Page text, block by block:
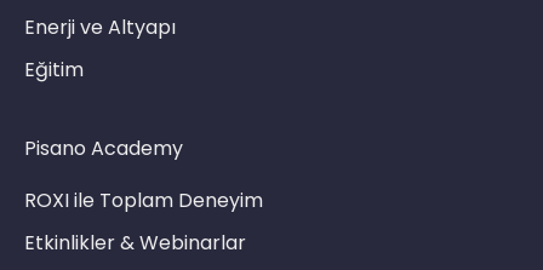
Enerji ve Altyapı
Eğitim
Pisano Academy
ROXI ile Toplam Deneyim
Etkinlikler & Webinarlar